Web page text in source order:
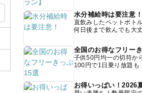
水分補給時は要注意！
直飲みしたペットボトル
何日後まで飲んでも大
全国のお得なフリー
子供50円均一の切符か
100円で1日乗り放題も
お得いっぱい！2026